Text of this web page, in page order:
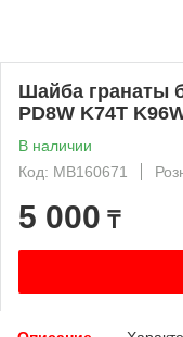
Шайба гранаты
PD8W K74T
В наличии
Код: MB160671
5 000 ₸